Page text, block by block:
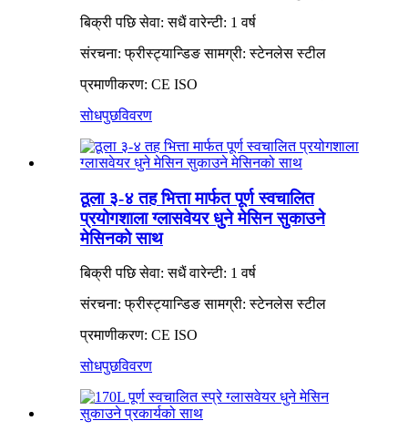
बिक्री पछि सेवा: सधैं वारेन्टी: 1 वर्ष
संरचना: फ्रीस्ट्यान्डिङ सामग्री: स्टेनलेस स्टील
प्रमाणीकरण: CE ISO
सोधपुछविवरण
ठूला ३-४ तह भित्ता मार्फत पूर्ण स्वचालित
प्रयोगशाला ग्लासवेयर धुने मेसिन सुकाउने
मेसिनको साथ
बिक्री पछि सेवा: सधैं वारेन्टी: 1 वर्ष
संरचना: फ्रीस्ट्यान्डिङ सामग्री: स्टेनलेस स्टील
प्रमाणीकरण: CE ISO
सोधपुछविवरण